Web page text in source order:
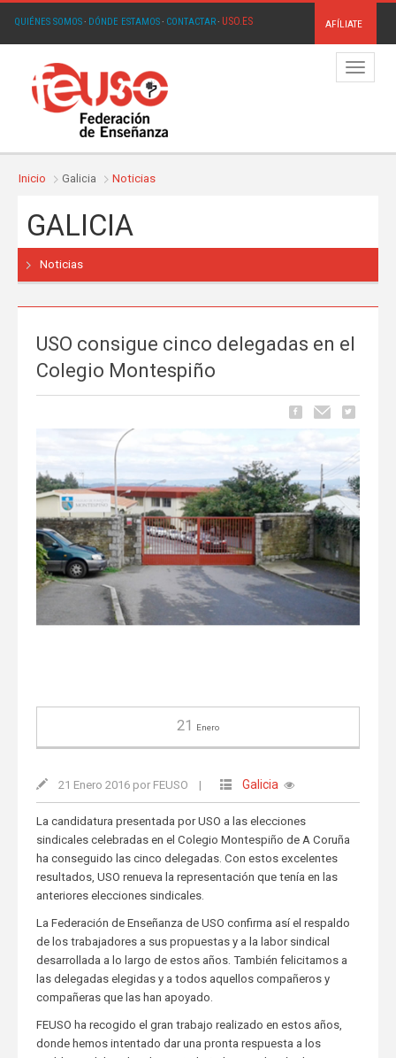
QUIÉNES SOMOS· DÓNDE ESTAMOS· CONTACTAR· USO.ES AFÍLIATE
Menú
Inicio Galicia Noticias
GALICIA
Noticias
USO consigue cinco delegadas en el
Colegio Montespiño
21 Enero
21 Enero 2016 por FEUSO | Galicia
La candidatura presentada por USO a las elecciones
sindicales celebradas en el Colegio Montespiño de A Coruña
ha conseguido las cinco delegadas. Con estos excelentes
resultados, USO renueva la representación que tenía en las
anteriores elecciones sindicales.
La Federación de Enseñanza de USO confirma así el respaldo
de los trabajadores a sus propuestas y a la labor sindical
desarrollada a lo largo de estos años. También felicitamos a
las delegadas elegidas y a todos aquellos compañeros y
compañeras que las han apoyado.
FEUSO ha recogido el gran trabajo realizado en estos años,
donde hemos intentado dar una pronta respuesta a los